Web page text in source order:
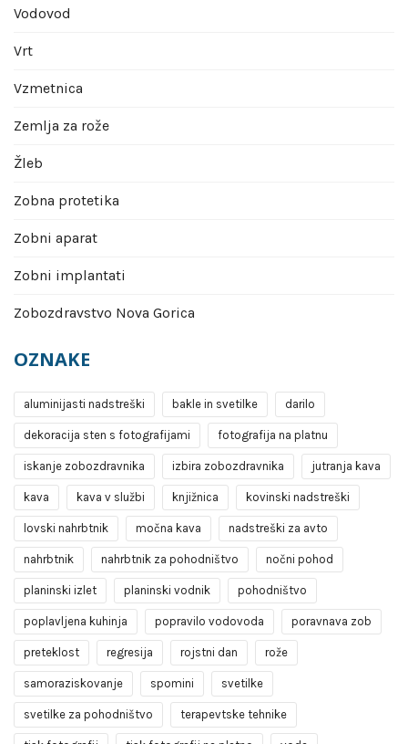
Vodovod
Vrt
Vzmetnica
Zemlja za rože
Žleb
Zobna protetika
Zobni aparat
Zobni implantati
Zobozdravstvo Nova Gorica
OZNAKE
aluminijasti nadstreški bakle in svetilke darilo
dekoracija sten s fotografijami fotografija na platnu
iskanje zobozdravnika izbira zobozdravnika jutranja kava
kava kava v službi knjižnica kovinski nadstreški
lovski nahrbtnik močna kava nadstreški za avto
nahrbtnik nahrbtnik za pohodništvo nočni pohod
planinski izlet planinski vodnik pohodništvo
poplavljena kuhinja popravilo vodovoda poravnava zob
preteklost regresija rojstni dan rože
samoraziskovanje spomini svetilke
svetilke za pohodništvo terapevtske tehnike